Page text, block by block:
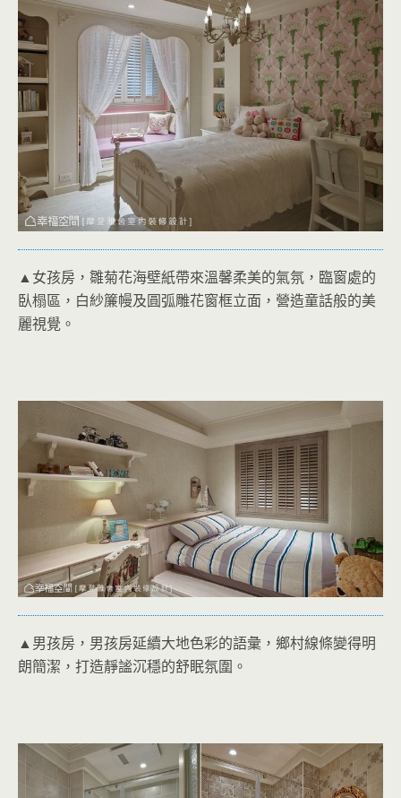
▲女孩房，雛菊花海壁紙帶來溫馨柔美的氣氛，臨窗處的
臥榻區，白紗簾幔及圓弧雕花窗框立面，營造童話般的美
麗視覺。
▲男孩房，男孩房延續大地色彩的語彙，鄉村線條變得明
朗簡潔，打造靜謐沉穩的舒眠氛圍。